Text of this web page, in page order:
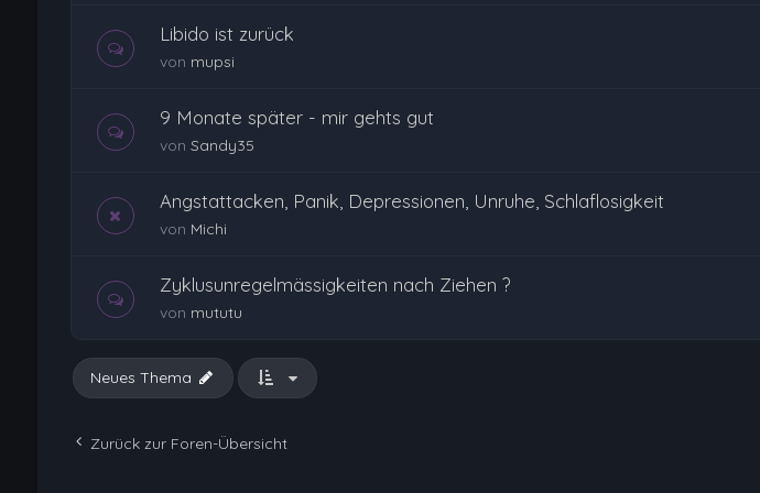
Libido ist zurück
von mupsi
9 Monate später - mir gehts gut
von Sandy35
Angstattacken, Panik, Depressionen, Unruhe, Schlaflosigkeit
von Michi
Zyklusunregelmässigkeiten nach Ziehen ?
von mututu
Neues Thema
Zurück zur Foren-Übersicht